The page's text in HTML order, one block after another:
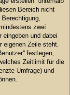
Bereich nicht
zwei
und dabei
eigenen Zeile steht.
festlegen,
Zeitlimit für die
Umfrage) und